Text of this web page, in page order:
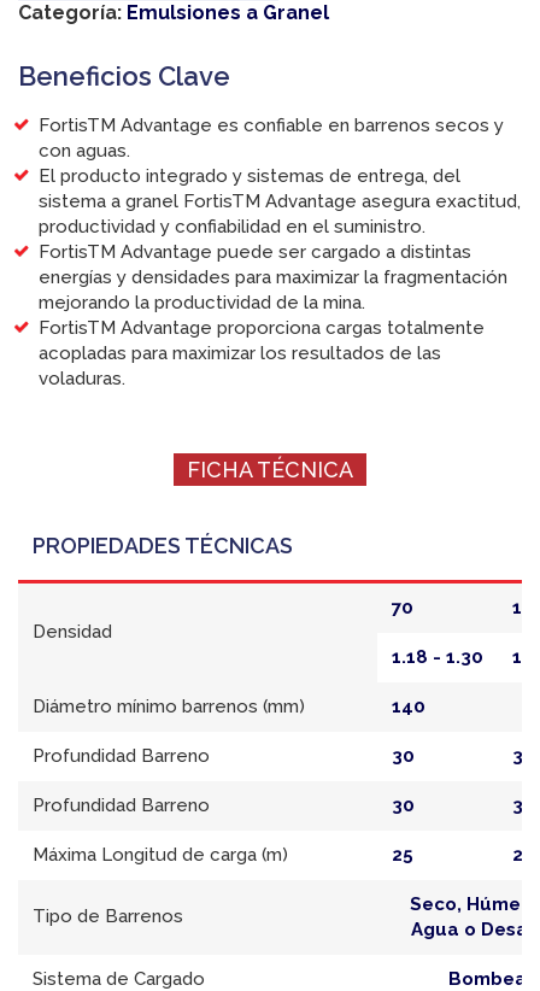
Categoría: Emulsiones a Granel
Beneficios Clave
FortisTM Advantage es confiable en barrenos secos y
con aguas.
El producto integrado y sistemas de entrega, del
sistema a granel FortisTM Advantage asegura exactitud,
productividad y confiabilidad en el suministro.
FortisTM Advantage puede ser cargado a distintas
energías y densidades para maximizar la fragmentación
mejorando la productividad de la mina.
FortisTM Advantage proporciona cargas totalmente
acopladas para maximizar los resultados de las
voladuras.
FICHA TÉCNICA
PROPIEDADES TÉCNICAS
Densidad
70
1.18 - 1.30
Diámetro mínimo barrenos (mm) 140
Profundidad Barreno 30 30
Profundidad Barreno 30 30
Máxima Longitud de carga (m) 25 25
Tipo de Barrenos
Seco,
Agua o
Sistema de Cargado